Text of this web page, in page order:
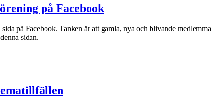
på Facebook
på Facebook. Tanken är att gamla, nya och blivande
sidan.